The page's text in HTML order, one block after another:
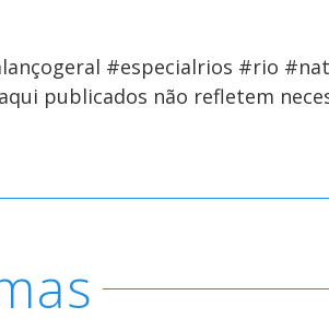
#especialrios #rio
publicados não refletem